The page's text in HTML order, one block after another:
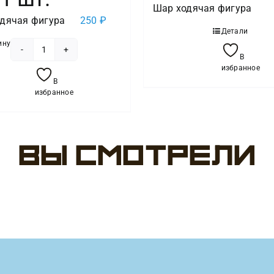
фигура 250 ₽
товара
Шар
Фигура,
уп.
В
избранное
Шар ходячая фигура
Детали
В
избранное
Вы смотрели